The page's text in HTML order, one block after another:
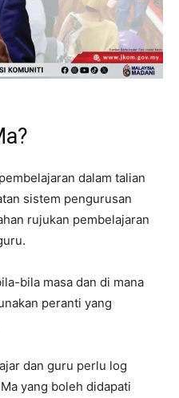
dalam talian
sistem pengurusan
rujukan pembelajaran
bila masa dan di mana
peranti yang
dan guru perlu log
yang boleh didapati